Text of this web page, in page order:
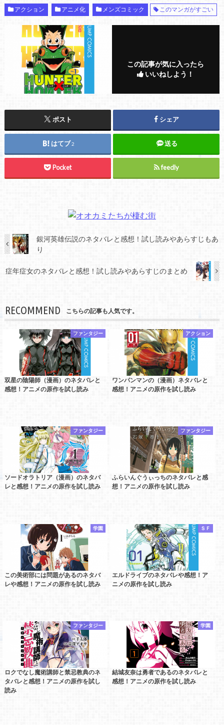
アクション アニメ化 メンズコミック このマンガがすごい
この記事が気に入ったら
いいねしよう！
ポスト シェア
はてブ2 送る
Pocket feedly
銀河英雄伝説のネタバレと感想！試し読みやあらすじもあ
り
症年症女のネタバレと感想！試し読みやあらすじのまとめ
RECOMMEND こちらの記事も人気です。
ファンタジー
双星の陰陽師（漫画）のネタバレと
感想！アニメの原作を試し読み
アクション
ワンパンマンの（漫画）ネタバレと
感想！アニメの原作を試し読み
ファンタジー
ソードオラトリア（漫画）のネタバ
レと感想！アニメの原作を試し読み
ファンタジー
ふらいんぐうぃっちのネタバレと感
想！アニメの原作を試し読み
学園
この美術部には問題があるのネタバ
レや感想！アニメの原作を試し読み
ＳＦ
エルドライブのネタバレや感想！ア
ニメの原作を試し読み
ファンタジー
ロクでなし魔術講師と禁忌教典のネ
タバレと感想！アニメの原作を試し
読み
学園
結城友奈は勇者であるのネタバレと
感想！アニメの原作を試し読み